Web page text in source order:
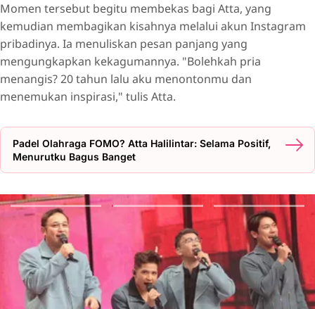
Momen tersebut begitu membekas bagi Atta, yang
kemudian membagikan kisahnya melalui akun Instagram
pribadinya. Ia menuliskan pesan panjang yang
mengungkapkan kekagumannya. "Bolehkah pria
menangis? 20 tahun lalu aku menontonmu dan
menemukan inspirasi," tulis Atta.
Padel Olahraga FOMO? Atta Halilintar: Selama Positif,
Menurutku Bagus Banget